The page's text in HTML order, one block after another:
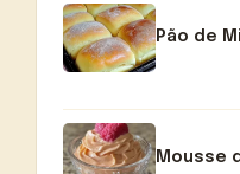
Pão de
Mousse